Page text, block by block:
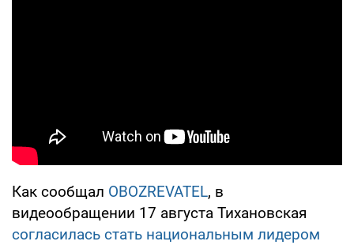
Как сообщал OBOZREVATEL, в
видеообращении 17 августа Тихановская
согласилась стать национальным лидером